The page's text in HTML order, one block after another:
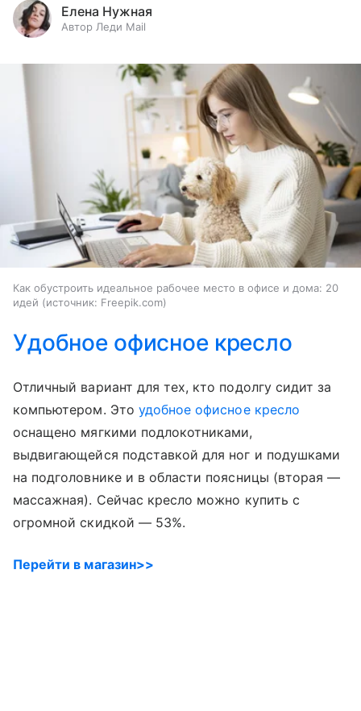
Елена Нужная
Автор Леди Mail
Как обустроить идеальное рабочее место в офисе и дома: 20
идей
источник: Freepik.com
Удобное офисное кресло
Отличный вариант для тех, кто подолгу сидит за
компьютером. Это удобное офисное кресло
оснащено мягкими подлокотниками,
выдвигающейся подставкой для ног и подушками
на подголовнике и в области поясницы (вторая —
массажная). Сейчас кресло можно купить с
огромной скидкой — 53%.
Перейти в магазин>>